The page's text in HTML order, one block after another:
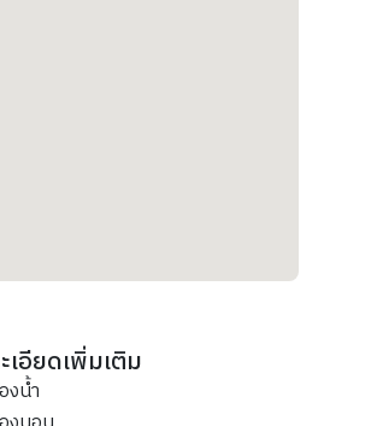
เอียดเพิ่มเติม
งน้ำ